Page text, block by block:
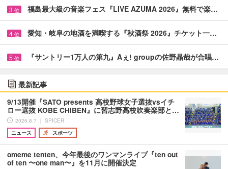
3 位 福島最大級の音楽フェス『LIVE AZUMA 2026』無料で楽…
4 位 愛知・岐阜の地酒を満喫する『秋酒祭 2026』チケット一…
5 位 『サントリー1万人の第九』Aぇ! groupの佐野晶哉が合唱…
最新記事
9/13開催『SATO presents 高校野球女子選抜vsイチ
ロー選抜 KOBE CHIBEN』に習志野高校吹奏楽部と…
2026.8.7 ｜ SPICER
ニュース
スポーツ
omeme tenten、今年最後のワンマンライブ『ten out
of ten 〜one man〜』を11月に開催決定